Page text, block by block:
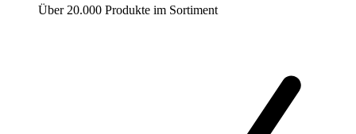
Über 20.000 Produkte im Sortiment